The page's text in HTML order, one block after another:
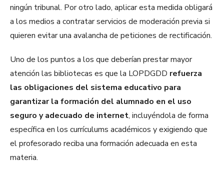
ningún tribunal. Por otro lado, aplicar esta medida obligará
a los medios a contratar servicios de moderación previa si
quieren evitar una avalancha de peticiones de rectificación.
Uno de los puntos a los que deberían prestar mayor
atención las bibliotecas es que la LOPDGDD refuerza
las obligaciones del sistema educativo para
garantizar la formación del alumnado en el uso
seguro y adecuado de internet, incluyéndola de forma
específica en los currículums académicos y exigiendo que
el profesorado reciba una formación adecuada en esta
materia.